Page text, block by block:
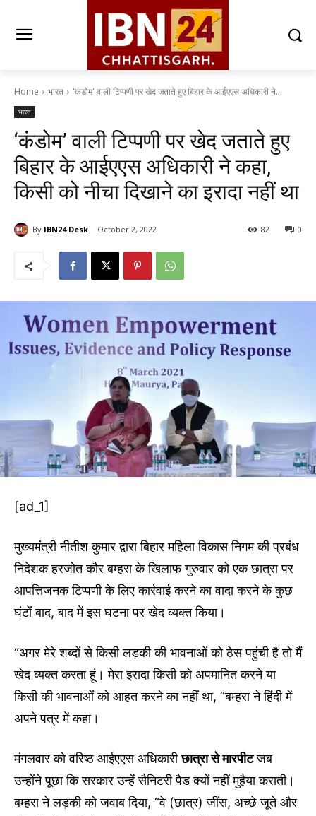
Home भारत 'कंडोम' वाली टिप्पणी पर खेद जताते हुए बिहार के आईएएस अधिकारी ने...
भारत
‘कंडोम’ वाली टिप्पणी पर खेद जताते हुए
बिहार के आईएएस अधिकारी ने कहा,
किसी को नीचा दिखाने का इरादा नहीं था
By IBN24 Desk October 2, 2022 0
82
[ad_1]
मुख्यमंत्री नीतीश कुमार द्वारा बिहार महिला विकास निगम की प्रबंध
निदेशक हरजोत कौर बम्हरा के खिलाफ गुरुवार को एक छात्रा पर
आपत्तिजनक टिप्पणी के लिए कार्रवाई करने का वादा करने के कुछ
घंटों बाद, बाद में इस घटना पर खेद व्यक्त किया।
“अगर मेरे शब्दों से किसी लड़की की भावनाओं को ठेस पहुंची है तो मैं
खेद व्यक्त करता हूं। मेरा इरादा किसी को अपमानित करने या
किसी की भावनाओं को आहत करने का नहीं था, ”बम्हरा ने हिंदी में
अपने पत्र में कहा।
मंगलवार को वरिष्ठ आईएएस अधिकारीछात्रा से मारपीटजब
उन्होंने पूछा कि सरकार उन्हें सैनिटरी पैड क्यों नहीं मुहैया कराती।
बम्हरा ने लड़की को जवाब दिया, “वे (छात्र) जींस, अच्छे जूते और